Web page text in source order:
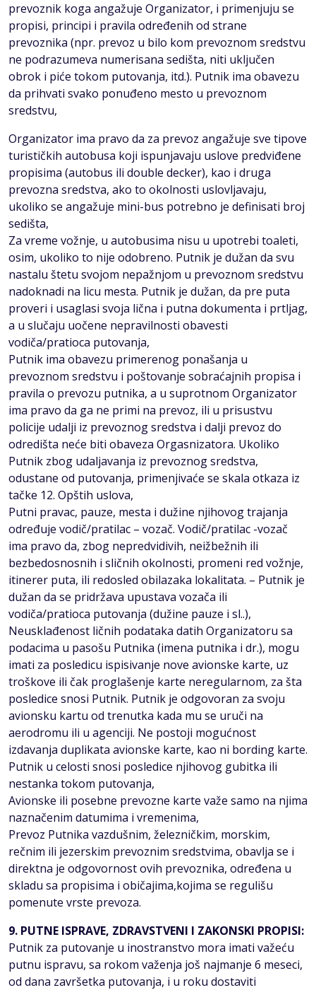
prevoznik koga angažuje Organizator, i primenjuju se
propisi, principi i pravila određenih od strane
prevoznika (npr. prevoz u bilo kom prevoznom sredstvu
ne podrazumeva numerisana sedišta, niti uključen
obrok i piće tokom putovanja, itd.). Putnik ima obavezu
da prihvati svako ponuđeno mesto u prevoznom
sredstvu,
Organizator ima pravo da za prevoz angažuje sve tipove
turističkih autobusa koji ispunjavaju uslove predviđene
propisima (autobus ili double decker), kao i druga
prevozna sredstva, ako to okolnosti uslovljavaju,
ukoliko se angažuje mini-bus potrebno je definisati broj
sedišta,
Za vreme vožnje, u autobusima nisu u upotrebi toaleti,
osim, ukoliko to nije odobreno. Putnik je dužan da svu
nastalu štetu svojom nepažnjom u prevoznom sredstvu
nadoknadi na licu mesta. Putnik je dužan, da pre puta
proveri i usaglasi svoja lična i putna dokumenta i prtljag,
a u slučaju uočene nepravilnosti obavesti
vodiča/pratioca putovanja,
Putnik ima obavezu primerenog ponašanja u
prevoznom sredstvu i poštovanje sobraćajnih propisa i
pravila o prevozu putnika, a u suprotnom Organizator
ima pravo da ga ne primi na prevoz, ili u prisustvu
policije udalji iz prevoznog sredstva i dalji prevoz do
odredišta neće biti obaveza Orgasnizatora. Ukoliko
Putnik zbog udaljavanja iz prevoznog sredstva,
odustane od putovanja, primenjivaće se skala otkaza iz
tačke 12. Opštih uslova,
Putni pravac, pauze, mesta i dužine njihovog trajanja
određuje vodič/pratilac – vozač. Vodič/pratilac -vozač
ima pravo da, zbog nepredvidivih, neižbežnih ili
bezbedosnosnih i sličnih okolnosti, promeni red vožnje,
itinerer puta, ili redosled obilazaka lokalitata. – Putnik je
dužan da se pridržava upustava vozača ili
vodiča/pratioca putovanja (dužine pauze i sl..),
Neusklađenost ličnih podataka datih Organizatoru sa
podacima u pasošu Putnika (imena putnika i dr.), mogu
imati za posledicu ispisivanje nove avionske karte, uz
troškove ili čak proglašenje karte neregularnom, za šta
posledice snosi Putnik. Putnik je odgovoran za svoju
avionsku kartu od trenutka kada mu se uruči na
aerodromu ili u agenciji. Ne postoji mogućnost
izdavanja duplikata avionske karte, kao ni bording karte.
Putnik u celosti snosi posledice njihovog gubitka ili
nestanka tokom putovanja,
Avionske ili posebne prevozne karte važe samo na njima
naznačenim datumima i vremenima,
Prevoz Putnika vazdušnim, železničkim, morskim,
rečnim ili jezerskim prevoznim sredstvima, obavlja se i
direktna je odgovornost ovih prevoznika, određena u
skladu sa propisima i običajima,kojima se regulišu
pomenute vrste prevoza.
9. PUTNE ISPRAVE, ZDRAVSTVENI I ZAKONSKI PROPISI:
Putnik za putovanje u inostranstvo mora imati važeću
putnu ispravu, sa rokom važenja još najmanje 6 meseci,
od dana završetka putovanja, i u roku dostaviti